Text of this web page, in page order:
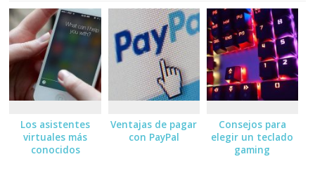
Los asistentes
virtuales más
conocidos
Ventajas de pagar
con PayPal
Consejos para
elegir un teclado
gaming